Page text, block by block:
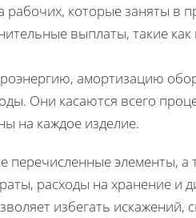
рабочих, которые заняты в
выплаты, такие
амортизацию
Они касаются всего
на каждое изделие.
перечисленные элементы, а
расходы на хранение и
избегать искажений,